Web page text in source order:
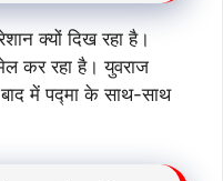
क्यों दिख रहा है।
कर रहा है। युवराज
में पद्मा के साथ-साथ